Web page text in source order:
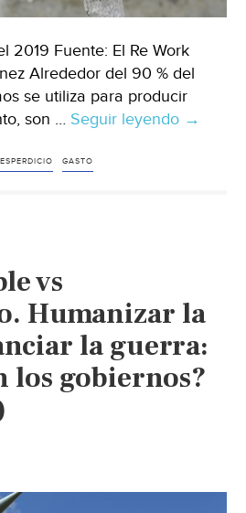
2019 Fuente: El Re Work
Alrededor del 90 % del
se utiliza para producir
son … Seguir leyendo Cómo
día
(El
Re
Work)
→
GASTO
vs
Humanizar la
la guerra:
los gobiernos?